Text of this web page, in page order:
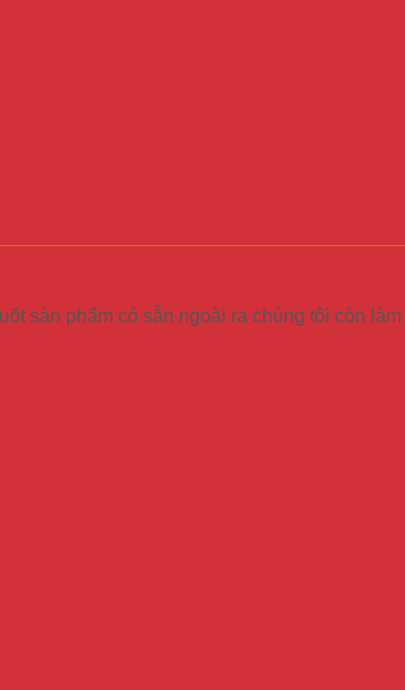
sản phẩm có sẵn ngoài ra chúng tôi còn